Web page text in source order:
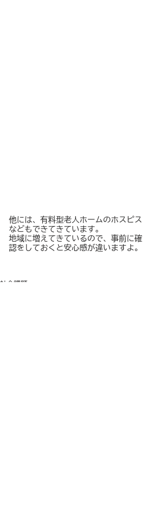
他には、有料型老人ホームのホスピス
などもできてきています。
地域に増えてきているので、事前に確
認をしておくと安心感が違いますよ。
社会課題